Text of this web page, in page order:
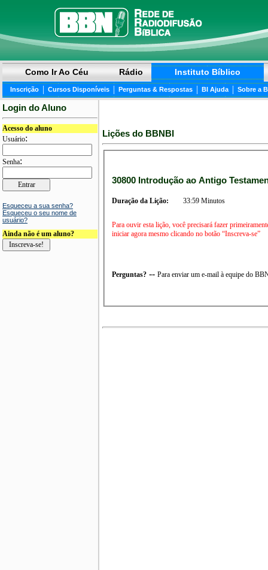
Como Ir Ao Céu Rádio Instituto Bíblico
Inscrição | Cursos Disponíveis | Perguntas & Respostas | BI Ajuda | Sobre a
Login do Aluno
Acesso do aluno
Usuário:
Senha:
Esqueceu a sua senha?
Esqueceu o seu nome de
usuário?
Ainda não é um aluno?
Lições do BBNBI
30800 Introdução ao Antigo
Duração da Lição: 33:59 Minutos
Para ouvir esta lição, você precisará fazer
iniciar agora mesmo clicando no botão “Inscreva-se”
Perguntas? -- Para enviar um e-mail à equipe do